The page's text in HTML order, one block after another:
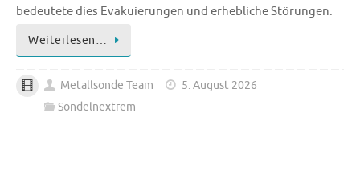
bedeutete dies Evakuierungen und erhebliche Störungen.
Weiterlesen…
Metallsonde Team
5. August 2026
Sondelnextrem